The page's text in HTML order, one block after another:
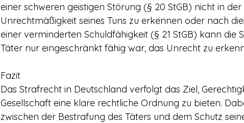
einer schweren geistigen Störung (§ 20 StGB) nicht in
Unrechtmäßigkeit seines Tuns zu erkennen oder nach
einer verminderten Schuldfähigkeit (§ 21 StGB) kann die
Täter nur eingeschränkt fähig war, das Unrecht zu
Fazit
Das Strafrecht in Deutschland verfolgt das Ziel,
Gesellschaft eine klare rechtliche Ordnung zu bieten.
zwischen der Bestrafung des Täters und dem Schutz